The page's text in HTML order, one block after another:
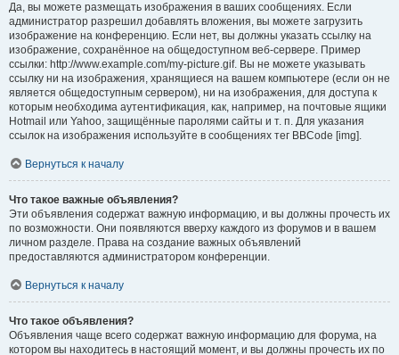
Да, вы можете размещать изображения в ваших сообщениях. Если
администратор разрешил добавлять вложения, вы можете загрузить
изображение на конференцию. Если нет, вы должны указать ссылку на
изображение, сохранённое на общедоступном веб-сервере. Пример
ссылки: http://www.example.com/my-picture.gif. Вы не можете указывать
ссылку ни на изображения, хранящиеся на вашем компьютере (если он не
является общедоступным сервером), ни на изображения, для доступа к
которым необходима аутентификация, как, например, на почтовые ящики
Hotmail или Yahoo, защищённые паролями сайты и т. п. Для указания
ссылок на изображения используйте в сообщениях тег BBCode [img].
Вернуться к началу
Что такое важные объявления?
Эти объявления содержат важную информацию, и вы должны прочесть их
по возможности. Они появляются вверху каждого из форумов и в вашем
личном разделе. Права на создание важных объявлений
предоставляются администратором конференции.
Вернуться к началу
Что такое объявления?
Объявления чаще всего содержат важную информацию для форума, на
котором вы находитесь в настоящий момент, и вы должны прочесть их по